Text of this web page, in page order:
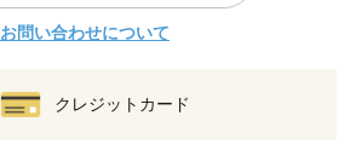
お問い合わせについて
クレジットカード